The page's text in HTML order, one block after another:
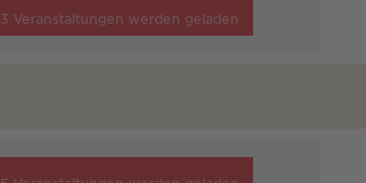
3 Veranstaltungen werden geladen